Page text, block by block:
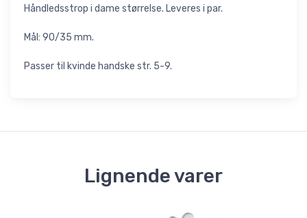
Håndledsstrop i dame størrelse. Leveres i par.
Mål: 90/35 mm.
Passer til kvinde handske str. 5-9.
Lignende varer